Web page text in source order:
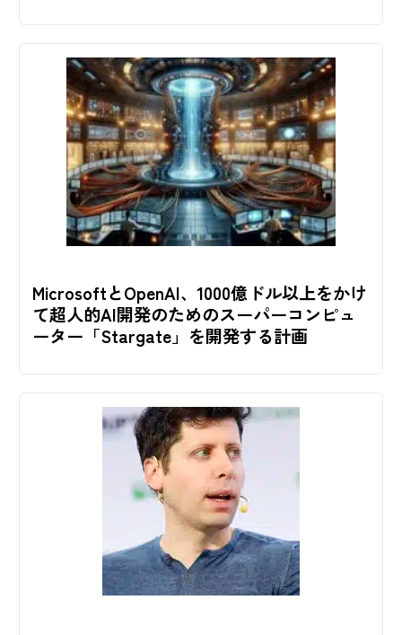
MicrosoftとOpenAI、1000億ドル以上をかけ
て超人的AI開発のためのスーパーコンピュ
ーター「Stargate」を開発する計画